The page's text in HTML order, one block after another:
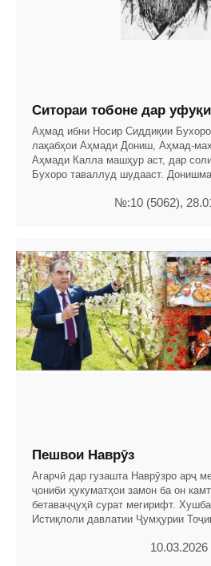
Ситораи тобоне дар
Аҳмад ибни Носир Сиддиқии
лақабҳои Аҳмади Дониш, Аҳмад-
Аҳмади Калла машҳур аст, дар
Бухоро таваллуд шудааст.
№:10 (5062),
Пешвои Наврӯз
Агарчӣ дар гузашта Наврӯзро арҷ
ҷониби ҳукуматҳои замон ба он
бетаваҷҷуҳӣ сурат мегирифт.
Истиқлоли давлатии Ҷумҳурии
10.03.2026